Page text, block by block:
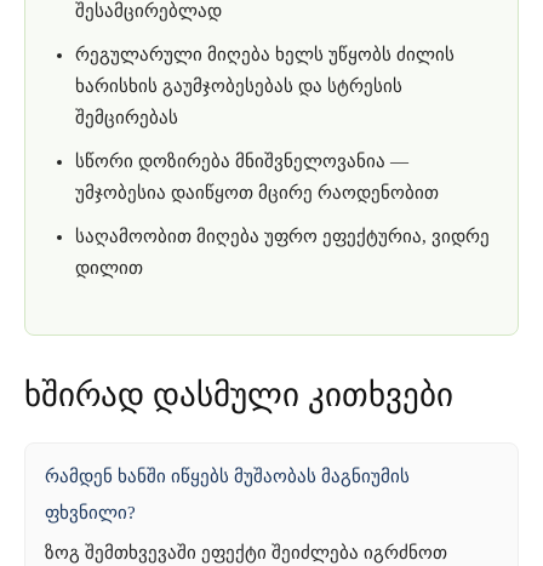
შესამცირებლად
რეგულარული მიღება ხელს უწყობს ძილის
ხარისხის გაუმჯობესებას და სტრესის
შემცირებას
სწორი დოზირება მნიშვნელოვანია —
უმჯობესია დაიწყოთ მცირე რაოდენობით
საღამოობით მიღება უფრო ეფექტურია, ვიდრე
დილით
ხშირად დასმული კითხვები
რამდენ ხანში იწყებს მუშაობას მაგნიუმის
ფხვნილი?
ზოგ შემთხვევაში ეფექტი შეიძლება იგრძნოთ